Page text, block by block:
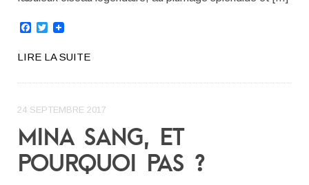
Facebook
Twitter
LIRE LA SUITE
24 SEPTEMBRE 2017
MINA SANG, ET
POURQUOI PAS ?